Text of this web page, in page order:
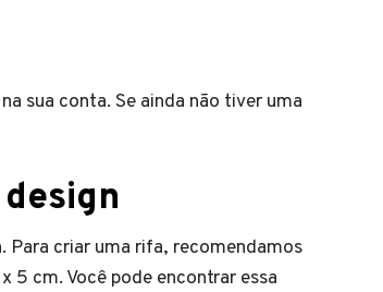
sua conta. Se ainda não tiver uma
Para criar uma rifa, recomendamos
5 cm. Você pode encontrar essa